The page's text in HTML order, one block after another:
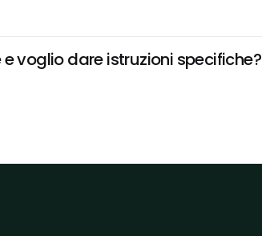
voglio dare istruzioni specifiche?